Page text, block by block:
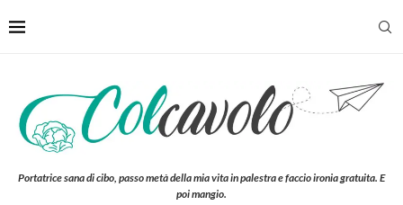
Portatrice sana di cibo, passo metà della mia vita in palestra e faccio ironia gratuita. E
poi mangio.